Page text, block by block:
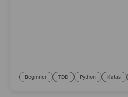
Beginner TDD Python Katas